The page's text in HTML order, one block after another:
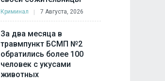
Криминал 7 Августа, 2026
За два месяца в
травмпункт БСМП №2
обратились более 100
человек с укусами
животных